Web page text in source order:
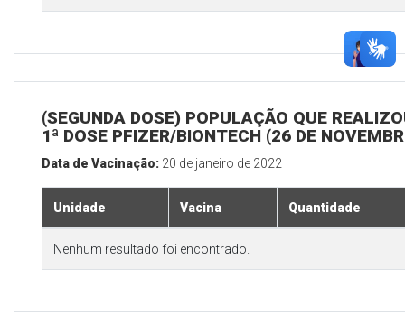
(SEGUNDA DOSE) POPULAÇÃO QUE
1ª DOSE PFIZER/BIONTECH (26 DE
Data de Vacinação: 20 de janeiro de 2022
Unidade Vacina Quantidade
Nenhum resultado foi encontrado.